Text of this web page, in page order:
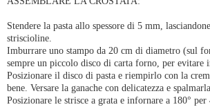
Stendere la pasta allo spessore di 5 mm,
striscioline.
Imburrare uno stampo da 20 cm di diametro (sul
sempre un piccolo disco di carta forno, per evitare
Posizionare il disco di pasta e riempirlo con la
bene. Versare la ganache con delicatezza e
Posizionare le strisce a grata e infornare a 180° per